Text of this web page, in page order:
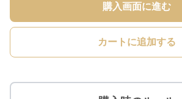
購入画面に進む
カートに追加する